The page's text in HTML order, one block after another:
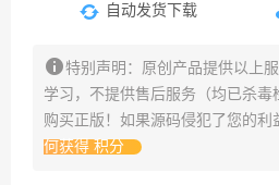
自动发货下载
特别声明：原创产品提供以上
学习，不提供售后服务（均已杀毒
购买正版！如果源码侵犯了您的利
何获得 积分